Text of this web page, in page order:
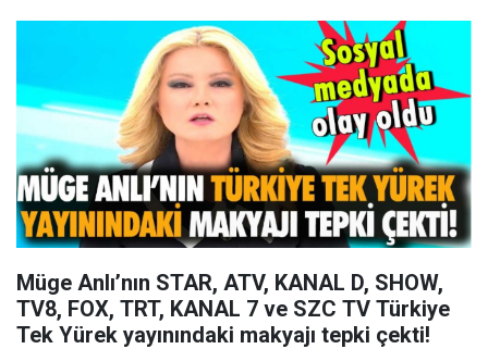
Müge Anlı’nın STAR, ATV, KANAL D, SHOW,
TV8, FOX, TRT, KANAL 7 ve SZC TV Türkiye
Tek Yürek yayınındaki makyajı tepki çekti!